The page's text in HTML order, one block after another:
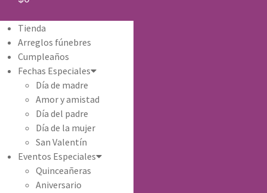
Tienda
Arreglos fúnebres
Cumpleaños
Fechas Especiales
Día de madre
Amor y amistad
Día del padre
Día de la mujer
San Valentín
Eventos Especiales
Quinceañeras
Aniversario